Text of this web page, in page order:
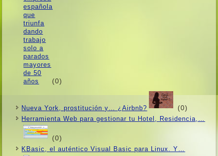
(0)
Nueva York, prostitución y… ¿Airbnb? (0)
Herramienta Web para gestionar tu Hotel, Residencia,…
(0)
KBasic, el auténtico Visual Basic para Linux. Y…